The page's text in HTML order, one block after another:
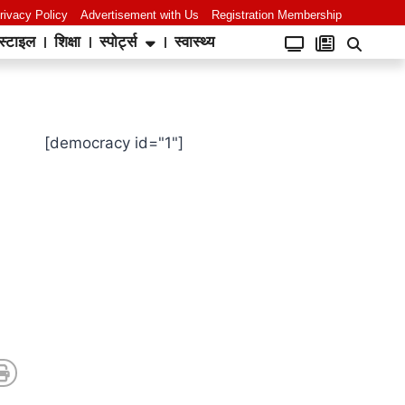
Policy Advertisement with Us Registration Membership
शिक्षा स्पोर्ट्स स्वास्थ्य
[democracy id="1"]